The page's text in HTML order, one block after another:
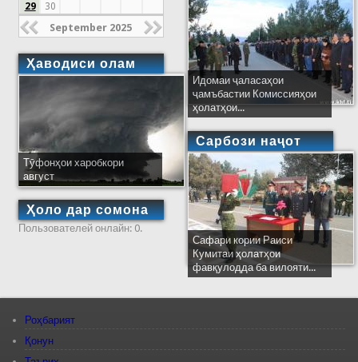
29
30
September 2025
Ҳаводиси олам
Тӯфонҳои харобкори
август
Ҳоло дар сомона
Пользователей онлайн: 0.
Идомаи ҷаласаҳои
ҷамъбастии Комиссияҳои
ҳолатҳои...
Сарбози наҷот
Сафари кории Раиси
Кумитаи ҳолатҳои
фавқулодда ба вилояти...
Роҳбарият
Қонун